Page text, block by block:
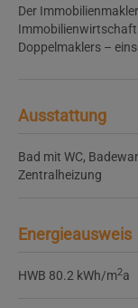
Der
Doppelmaklers –
Ausstattung
Bad mit WC
Zentralheizung
Energieausweis
HWB 80.2 kWh/m2a